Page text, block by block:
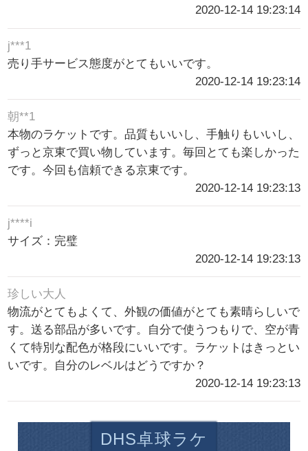
2020-12-14 19:23:14
j***1
売り手サービス態度がとてもいいです。
2020-12-14 19:23:14
朝**1
本物のラケットです。品質もいいし、手触りもいいし、
ずっと京東で買い物しています。毎回とても楽しかった
です。今回も信頼できる京東です。
2020-12-14 19:23:13
j****i
サイズ：完璧
2020-12-14 19:23:13
珍しい大人
物流がとてもよくて、外観の価値がとても素晴らしいで
す。送る部品が多いです。自分で使うつもりで、空が青
くて特別な配色が格段にいいです。ラケットはきっとい
いです。自分のレベルはどうですか？
2020-12-14 19:23:13
DHS卓球ラケ